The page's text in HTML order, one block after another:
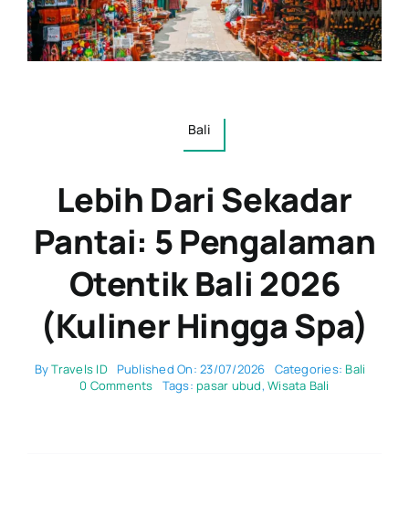
Bali
Lebih Dari Sekadar
Pantai: 5 Pengalaman
Otentik Bali 2026
(Kuliner Hingga Spa)
ByTravels ID Published On: 23/07/2026 Categories:Bali
0 CommentsonTags:pasar ubud,Wisata Bali